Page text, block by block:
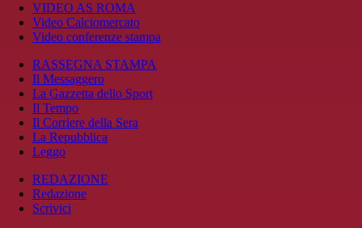
VIDEO AS ROMA
Video Calciomercato
Video conferenze stampa
RASSEGNA STAMPA
Il Messaggero
La Gazzetta dello Sport
Il Tempo
Il Corriere della Sera
La Repubblica
Leggo
REDAZIONE
Redazione
Scrivici